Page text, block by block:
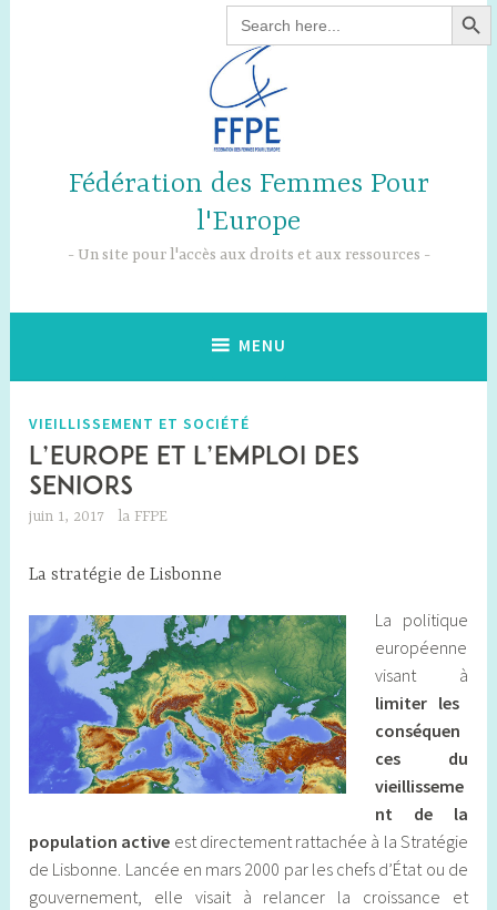
Search
for:
Fédération des Femmes Pour
l'Europe
Un site pour l'accès aux droits et aux ressources
MENU
VIEILLISSEMENT ET SOCIÉTÉ
L’Europe et l’emploi des
seniors
juin 1, 2017 la FFPE
La stratégie de Lisbonne
La politique
européenne
visant à
limiter les
conséquen
ces du
vieillisseme
nt de la
population active est directement rattachée à la Stratégie
de Lisbonne. Lancée en mars 2000 par les chefs d’État ou de
gouvernement, elle visait à relancer la croissance et